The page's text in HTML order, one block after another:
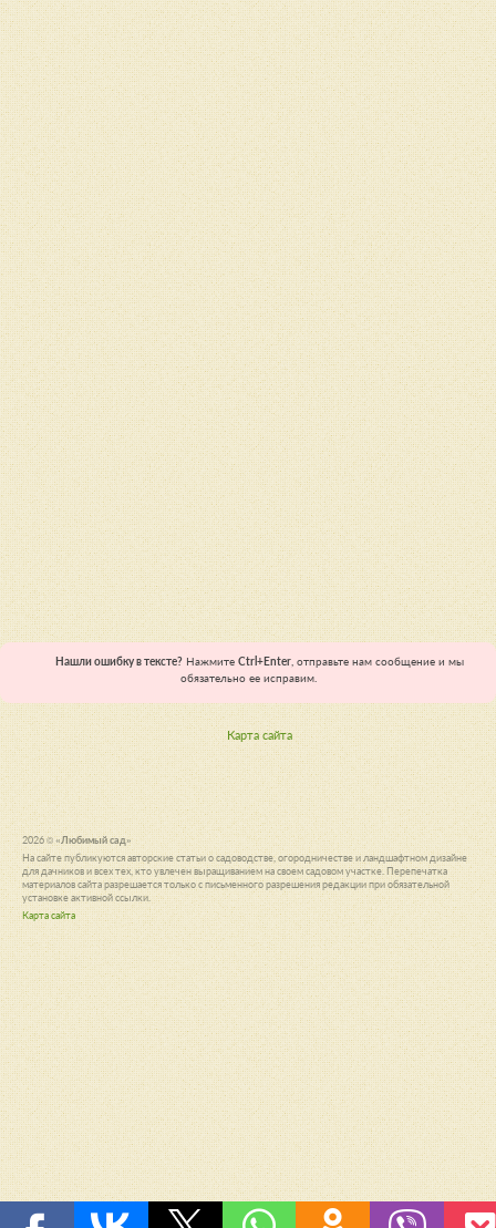
Нашли ошибку в тексте?Нажмите Ctrl+Enter, отправьте нам сообщение и мы
обязательно ее исправим.
Карта сайта
2026 ©«Любимый сад»
На сайте публикуются авторские статьи о садоводстве, огородничестве и ландшафтном дизайне
для дачников и всех тех, кто увлечен выращиванием на своем садовом участке. Перепечатка
материалов сайта разрешается только с письменного разрешения редакции при обязательной
установке активной ссылки.
Карта сайта